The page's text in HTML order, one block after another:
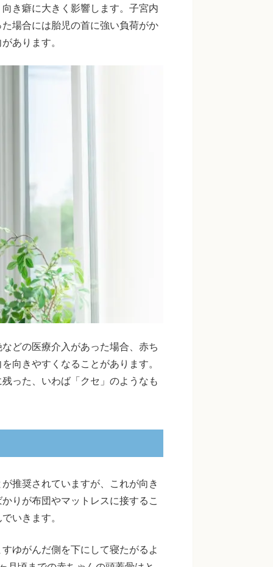
き癖に大きく影響します。子宮内
場合には胎児の首に強い負荷がか
あります。
どの医療介入があった場合、赤ち
向きやすくなることがあります。
った、いわば「クセ」のようなも
推奨されていますが、これが向き
りが布団やマットレスに接するこ
いきます。
ゆがんだ側を下にして寝たがるよ